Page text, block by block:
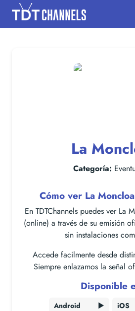
La
Categoría:
Cómo ver La
En TDTChannels puedes ver La
(online) a través de su emisión
sin instalaciones
Accede facilmente desde
Siempre enlazamos la señal
Disponible
Android ▶️ iOS